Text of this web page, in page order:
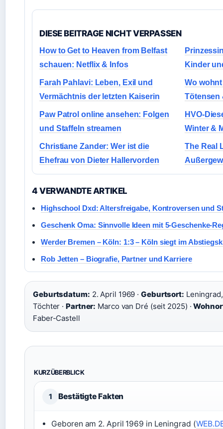
DIESE BEITRAGE NICHT VERPASSEN
How to Get to Heaven from Belfast
schauen: Netflix & Infos
Kinder
Farah Pahlavi: Leben, Exil und
Vermächtnis der letzten Kaiserin
Wo
Tötensen
Paw Patrol online ansehen: Folgen
und Staffeln streamen
HVO-
Winter &
Christiane Zander: Wer ist die
Ehefrau von Dieter Hallervorden
The Real
4 VERWANDTE ARTIKEL
Highschool Dxd: Altersfreigabe, Kontroversen und
Geschenk Oma: Sinnvolle Ideen mit 5-Geschenke-
Werder Bremen – Köln: 1:3 – Köln siegt im
Rob Jetten – Biografie, Partner und Karriere
Geburtsdatum: 2. April 1969 ·Geburtsort:
Töchter ·Partner: Marco van Dré (seit 2025) ·
Faber-Castell
KURZÜBERBLICK
1 Bestätigte Fakten
Geboren am 2. April 1969 in Leningrad (